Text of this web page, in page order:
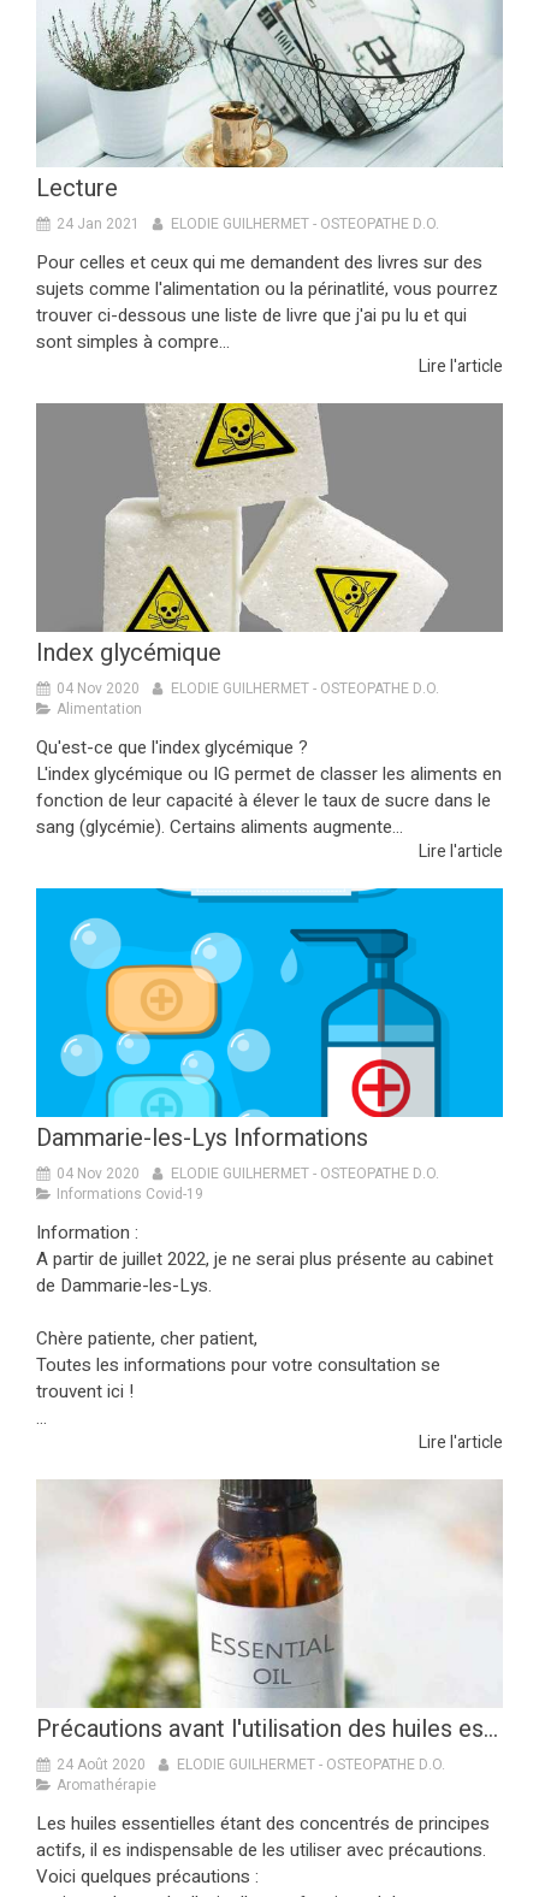
Lecture
24 Jan 2021 ELODIE GUILHERMET - OSTEOPATHE D.O.
Pour celles et ceux qui me demandent des livres sur des
sujets comme l'alimentation ou la périnatlité, vous pourrez
trouver ci-dessous une liste de livre que j'ai pu lu et qui
sont simples à compre...
Lire l'article
Index glycémique
04 Nov 2020
ELODIE GUILHERMET - OSTEOPATHE D.O.
Alimentation
Qu'est-ce que l'index glycémique ?
L'index glycémique ou IG permet de classer les aliments en
fonction de leur capacité à élever le taux de sucre dans le
sang (glycémie). Certains aliments augmente...
Lire l'article
Dammarie-les-Lys Informations
04 Nov 2020
ELODIE GUILHERMET - OSTEOPATHE D.O.
Informations Covid-19
Information :
A partir de juillet 2022, je ne serai plus présente au cabinet
de Dammarie-les-Lys.
Chère patiente, cher patient,
Toutes les informations pour votre consultation se
trouvent ici !
...
Lire l'article
Précautions avant l'utilisation des huiles essentielles
24 Août 2020
ELODIE GUILHERMET - OSTEOPATHE D.O.
Aromathérapie
Les huiles essentielles étant des concentrés de principes
actifs, il es indispensable de les utiliser avec précautions.
Voici quelques précautions :